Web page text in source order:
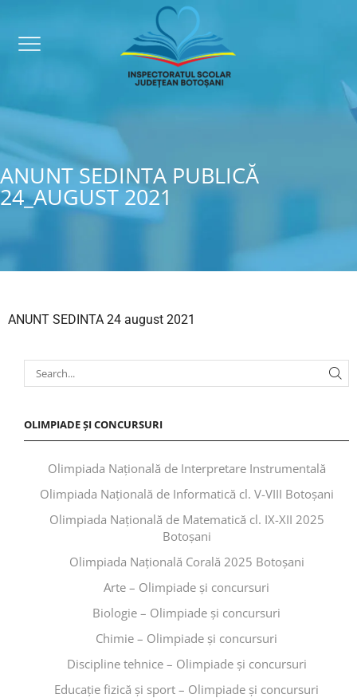
ANUNT SEDINTA PUBLICĂ
24_AUGUST 2021
ANUNT SEDINTA 24 august 2021
OLIMPIADE ȘI CONCURSURI
Olimpiada Națională de Interpretare Instrumentală
Olimpiada Națională de Informatică cl. V-VIII Botoșani
Olimpiada Națională de Matematică cl. IX-XII 2025
Botoșani
Olimpiada Națională Corală 2025 Botoșani
Arte – Olimpiade și concursuri
Biologie – Olimpiade și concursuri
Chimie – Olimpiade și concursuri
Discipline tehnice – Olimpiade și concursuri
Educaţie fizică şi sport – Olimpiade și concursuri